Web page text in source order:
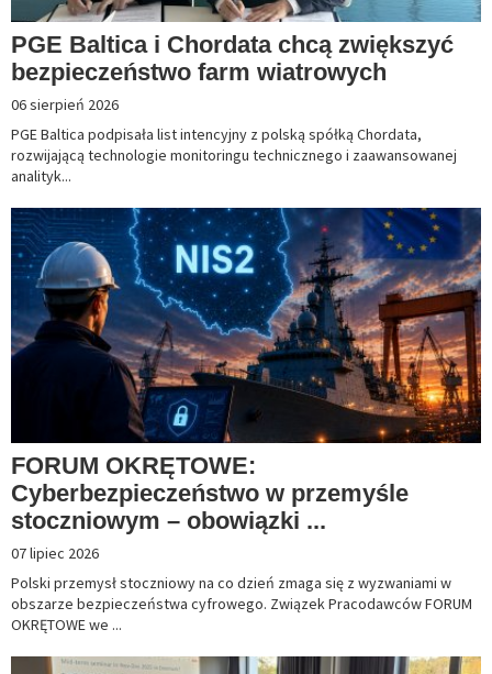
PGE Baltica i Chordata chcą zwiększyć
bezpieczeństwo farm wiatrowych
06 sierpień 2026
PGE Baltica podpisała list intencyjny z polską spółką Chordata,
rozwijającą technologie monitoringu technicznego i zaawansowanej
analityk...
FORUM OKRĘTOWE:
Cyberbezpieczeństwo w przemyśle
stoczniowym – obowiązki ...
07 lipiec 2026
Polski przemysł stoczniowy na co dzień zmaga się z wyzwaniami w
obszarze bezpieczeństwa cyfrowego. Związek Pracodawców FORUM
OKRĘTOWE we ...